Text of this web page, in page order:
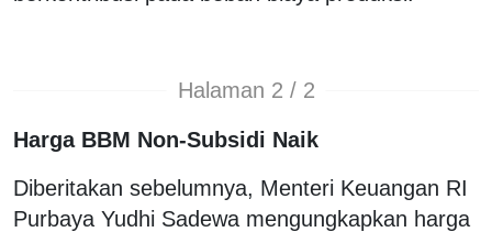
Halaman 2 / 2
Harga BBM Non-Subsidi Naik
Diberitakan sebelumnya, Menteri Keuangan RI
Purbaya Yudhi Sadewa mengungkapkan harga